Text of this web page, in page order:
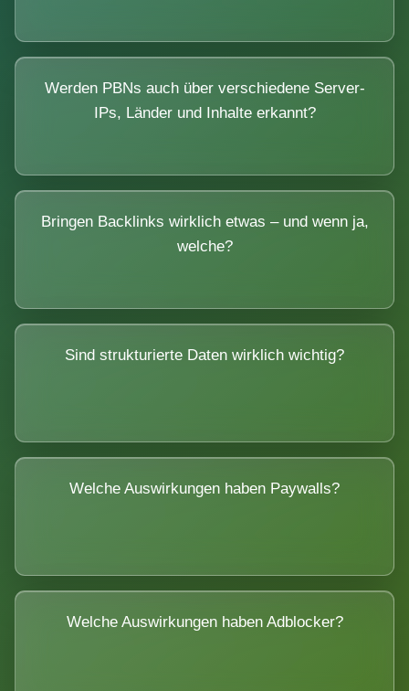
Werden PBNs auch über verschiedene Server-
IPs, Länder und Inhalte erkannt?
Bringen Backlinks wirklich etwas – und wenn ja,
welche?
Sind strukturierte Daten wirklich wichtig?
Welche Auswirkungen haben Paywalls?
Welche Auswirkungen haben Adblocker?